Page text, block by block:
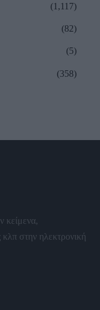
(1,117)
(82)
(5)
(358)
κείμενα,
στην ηλεκτρονική